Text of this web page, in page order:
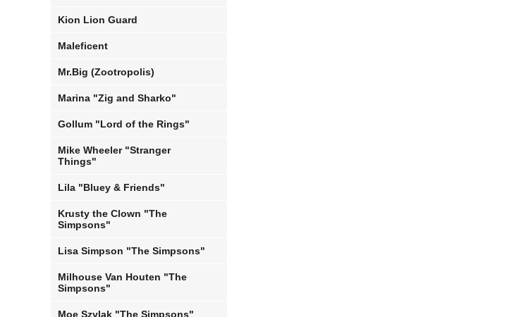
Kion Lion Guard
Maleficent
Mr.Big (Zootropolis)
Marina "Zig and Sharko"
Gollum "Lord of the Rings"
Mike Wheeler "Stranger
Things"
Lila "Bluey & Friends"
Krusty the Clown "The
Simpsons"
Lisa Simpson "The Simpsons"
Milhouse Van Houten "The
Simpsons"
Moe Szylak "The Simpsons"